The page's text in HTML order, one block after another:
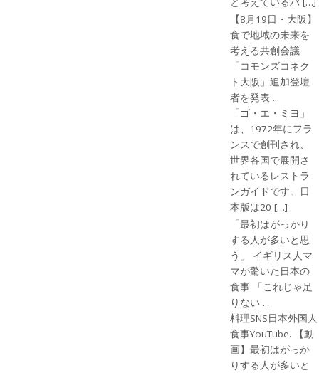
【8月19日・大阪】
食で地域の未来を
考える共創会議
「コモンズコネク
ト大阪」追加登壇
者を発表 ...
「ゴ・エ・ミヨ」
は、1972年にフラ
ンスで創刊され、
世界各国で展開さ
れているレストラ
ンガイドです。日
本版は20 […]
「最初はがっかり
する人が多いと思
う」 イギリス人マ
マが驚いた日本の
食事 「これじゃ足
りない ...
料理SNS日本外国人
食事YouTube. 【動
画】最初はがっか
りする人が多いと